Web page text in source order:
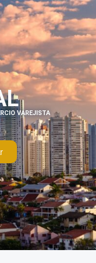
VAREJISTA